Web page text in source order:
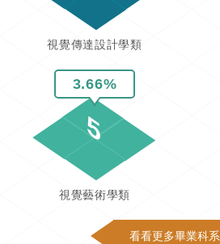
視覺傳達設計學類
3.66%
5
視覺藝術學類
看看更多畢業科系